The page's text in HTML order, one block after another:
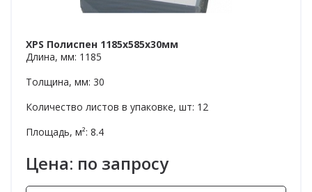
XPS Полиспен 1185х585х30мм
Длина, мм: 1185
Толщина, мм: 30
Количество листов в упаковке, шт: 12
Площадь, м²: 8.4
Цена: по запросу